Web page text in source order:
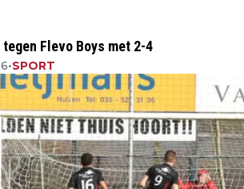
Flevo Boys met 2-4
•SPORT